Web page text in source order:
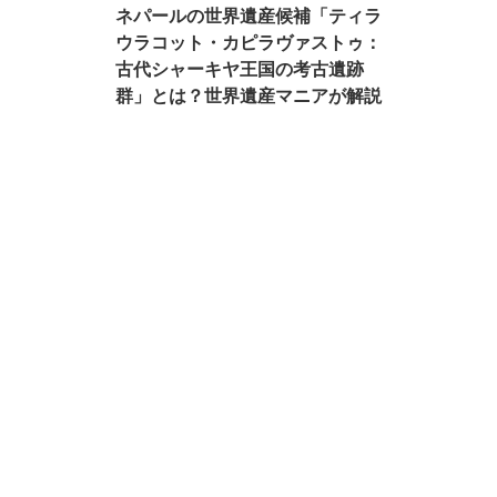
ネパールの世界遺産候補「ティラ
ウラコット・カピラヴァストゥ：
古代シャーキヤ王国の考古遺跡
群」とは？世界遺産マニアが解説